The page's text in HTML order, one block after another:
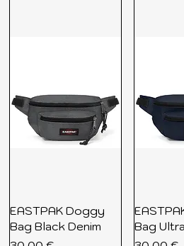
EASTPAK Doggy
Bag Black Denim
Bag